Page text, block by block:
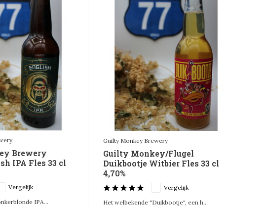
Brewery
IPA Fles 33 cl
Vergelijk
IPA...
Guilty Monkey Brewery
Guilty Monkey/Flugel
Duikbootje Witbier Fles 33 cl
4,70%
Vergelijk
Het welbekende "Duikbootje", een h...